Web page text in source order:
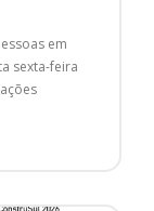
em
sexta-feira